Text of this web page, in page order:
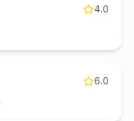
4.0
6.0